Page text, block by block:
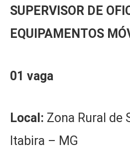
SUPERVISOR DE
EQUIPAMENTOS
01 vaga
Local: Zona Rural de
Itabira – MG